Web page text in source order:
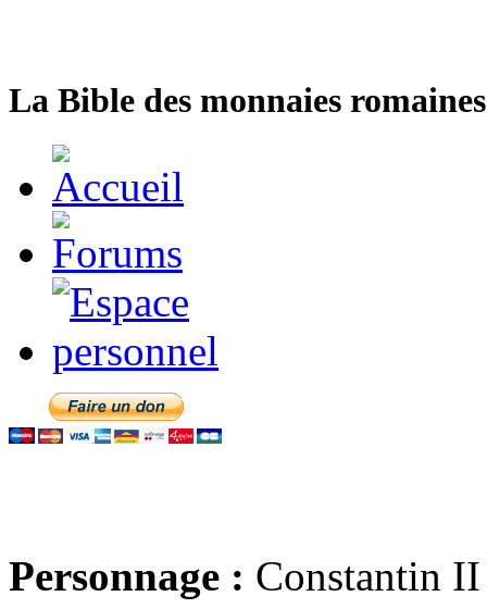
La Bible des monnaies
Personnage : Constantin II